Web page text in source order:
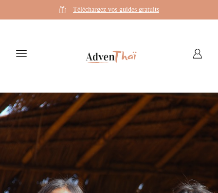
Téléchargez vos guides gratuits